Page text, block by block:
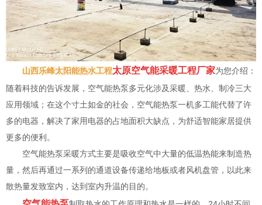
山西乐峰太阳能热水工程太原空气能采暖工程厂家为您介绍：
随着科技的告诉发展，空气能热泵多元化涉及采暖、热水、制冷三大
应用领域；在这个寸土如金的社会，空气能热泵一机多工能代替了许
多的电器，解决了家用电器的占地面积大缺点，为舒适智能家居提供
更多的便利。
空气能热泵采暖方式主要是吸收空气中大量的低温热能来制造热
量，然后再通过一系列的通道设备传递给地板或者风机盘管，以此来
散热量发致室内，达到室内升温的目的。